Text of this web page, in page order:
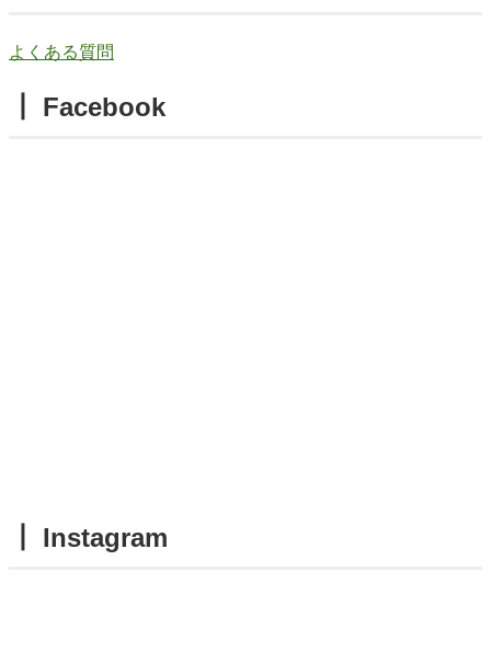
よくある質問
┃ Facebook
┃ Instagram